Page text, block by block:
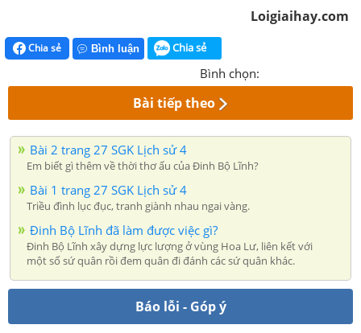
Loigiaihay.com
Chia sẻ Bình luận Chia sẻ
Bình chọn:
Bài tiếp theo
Bài 2 trang 27 SGK Lịch sử 4
Em biết gì thêm về thời thơ ấu của Đinh Bộ Lĩnh?
Bài 1 trang 27 SGK Lịch sử 4
Triều đình lục đục, tranh giành nhau ngai vàng.
Đinh Bộ Lĩnh đã làm được việc gì?
Đinh Bộ Lĩnh xây dựng lực lượng ở vùng Hoa Lư, liên kết với
một số sứ quân rồi đem quân đi đánh các sứ quân khác.
Báo lỗi - Góp ý